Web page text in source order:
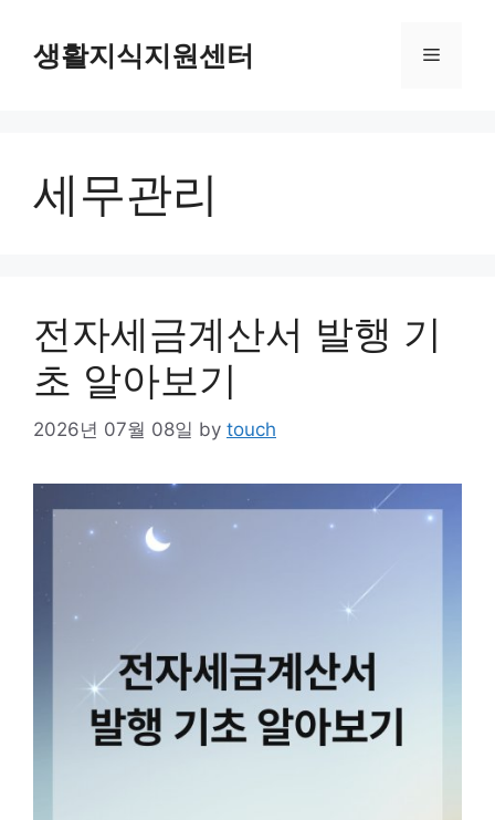
content생활지식지원센터 Menu
세무관리
전자세금계산서 발행 기
초 알아보기
2026년 07월 08일 by touch